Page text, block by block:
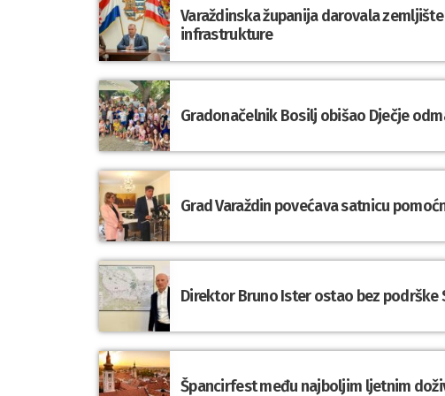
Varaždinska županija darovala
infrastrukture
Gradonačelnik Bosilj obišao Dječje
Grad Varaždin povećava satnicu
Direktor Bruno Ister ostao bez podrške
Špancirfest među najboljim ljetnim